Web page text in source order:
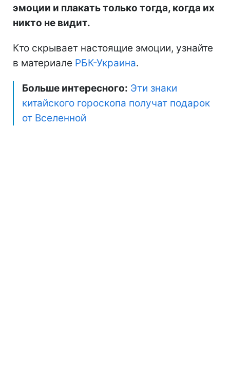
эмоции и плакать только тогда, когда их
никто не видит.
Кто скрывает настоящие эмоции, узнайте
в материале РБК-Украина.
Больше интересного: Эти знаки
китайского гороскопа получат подарок
от Вселенной